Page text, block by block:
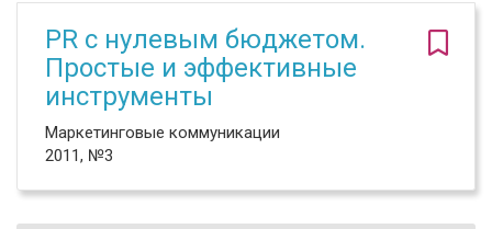
PR с нулевым бюджетом.
Простые и эффективные
инструменты
Маркетинговые коммуникации
2011, №3